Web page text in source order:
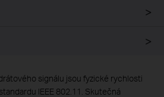
signálu jsou fyzické rychlosti
IEEE 802.11. Skutečná